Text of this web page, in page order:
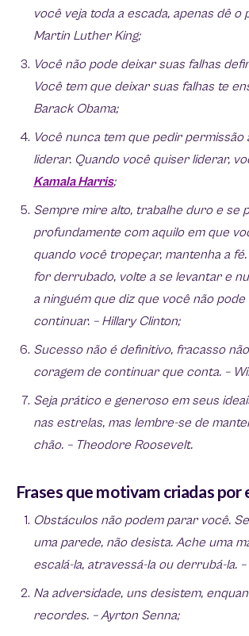
você veja toda a escada, apenas dê o
Martin Luther King;
Você não pode deixar suas falhas
Você tem que deixar suas falhas te
Barack Obama;
Você nunca tem que pedir permissão
liderar. Quando você quiser liderar,
Kamala Harris;
Sempre mire alto, trabalhe duro e se
profundamente com aquilo em que
quando você tropeçar, mantenha a
for derrubado, volte a se levantar e
a ninguém que diz que você não
continuar. – Hillary Clinton;
Sucesso não é definitivo, fracasso
coragem de continuar que conta. –
Seja prático e generoso em seus
nas estrelas, mas lembre-se de
chão. – Theodore Roosevelt.
Frases que motivam criadas
Obstáculos não podem parar você.
uma parede, não desista. Ache uma
escalá-la, atravessá-la ou derrubá-la.
Na adversidade, uns desistem,
recordes. – Ayrton Senna;